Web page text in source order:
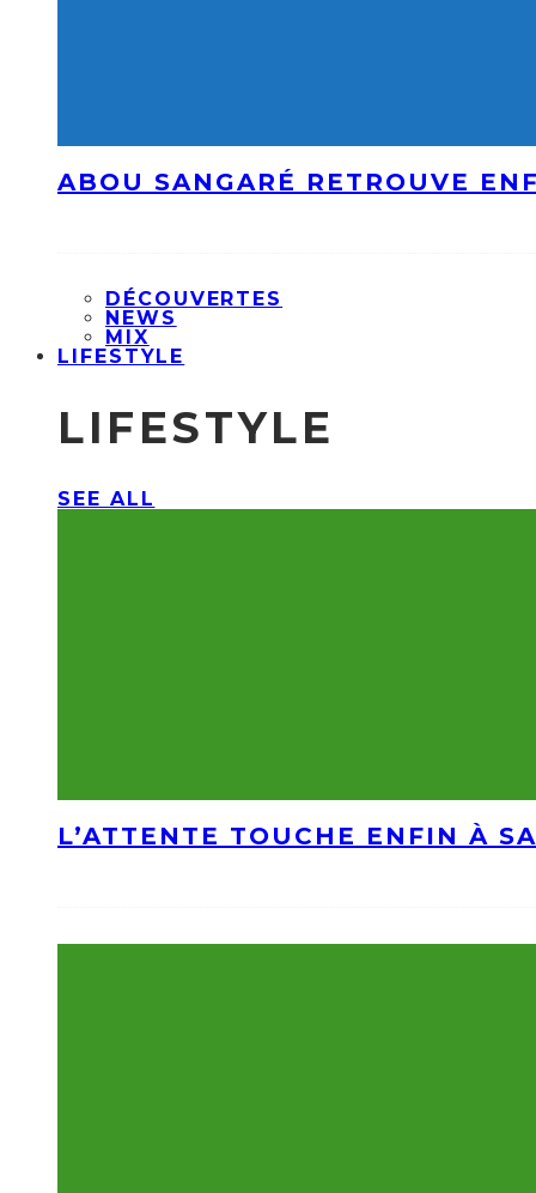
ABOU SANGARÉ RETROUVE
DÉCOUVERTES
NEWS
MIX
LIFESTYLE
LIFESTYLE
SEE ALL
L’ATTENTE TOUCHE ENFIN À